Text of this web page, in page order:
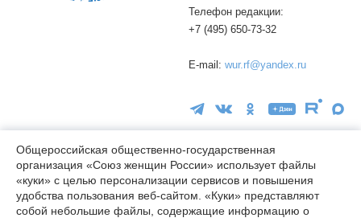
Телефон редакции:
+7 (495) 650-73-32
E-mail: wur.rf@yandex.ru
16+
© wuor.ru Использование материалов сайта разрешается только
при указании ссылки на источник
Общероссийская общественно-государственная
организация «Союз женщин России» использует файлы
«куки» с целью персонализации сервисов и повышения
удобства пользования веб-сайтом. «Куки» представляют
собой небольшие файлы, содержащие информацию о